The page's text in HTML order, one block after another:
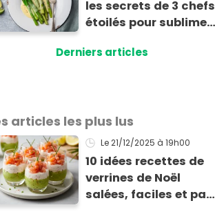
les secrets de 3 chefs
étoilés pour sublimer
Derniers articles
articles les plus lus
Le 21/12/2025 à 19h00
10 idées recettes de
verrines de Noël
salées, faciles et pas